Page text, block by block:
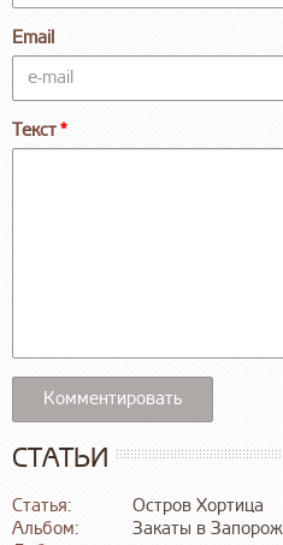
Email
Текст
СТАТЬИ
Статья:
Остров Хортица
Альбом:
Закаты в